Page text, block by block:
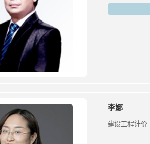
李娜
建设工程计价